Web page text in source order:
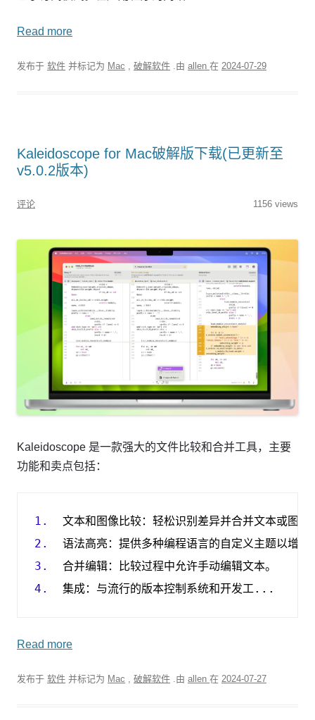
Read more
发布于 软件 并标记为 Mac 破解软件 .由 allen 在 2024-07-29
Kaleidoscope for Mac破解版下载(已更新至
v5.0.2版本)
评论 1156 views
Kaleidoscope 是一款强大的文件比较和合并工具，主要
功能和卖点包括：
1. 文本和图像比较： 轻松识别差异并合并文本或图像
2.
语法高亮 ： 提供多种编程语言的自定义主题以增强
3.
合并编辑： 比较过程中允许手动编辑文本。
4.
集成： 与流行的版本控制系统和开发工...
Read more
发布于 软件 并标记为 Mac , 破解软件 .由 allen 在 2024-07-27